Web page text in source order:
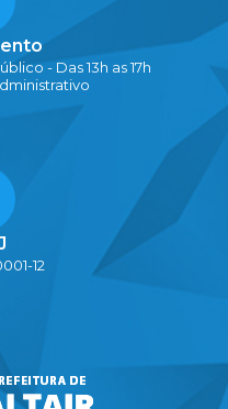
- Das 13h as 17h
12